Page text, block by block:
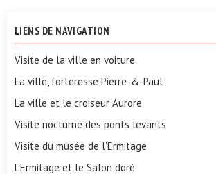
LIENS DE NAVIGATION
Visite de la ville en voiture
La ville, forteresse Pierre-&-Paul
La ville et le croiseur Aurore
Visite nocturne des ponts levants
Visite du musée de l'Ermitage
L'Ermitage et le Salon doré